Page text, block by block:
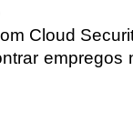
Cloud
empregos